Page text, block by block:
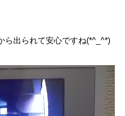
ら出られて安心ですね(*^_^*)